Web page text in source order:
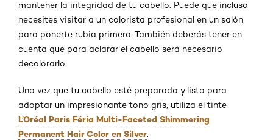
mantener la integridad de tu cabello. Puede que incluso
necesites visitar a un colorista profesional en un salón
para ponerte rubia primero. También deberás tener en
cuenta que para aclarar el cabello será necesario
decolorarlo.
Una vez que tu cabello esté preparado y listo para
adoptar un impresionante tono gris, utiliza el tinte
L’Oréal Paris Féria Multi-Faceted Shimmering
Permanent Hair Color en Silver.